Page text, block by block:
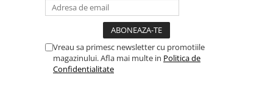
Vreau sa primesc newsletter cu promotiile
magazinului. Afla mai multe in Politica de
Confidentialitate